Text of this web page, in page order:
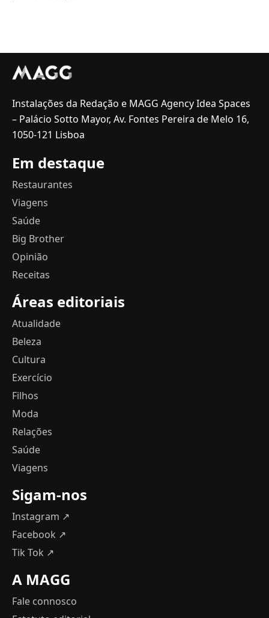
Instalações da Redação e MAGG Agency Idea Spaces
– Palácio Sotto Mayor, Av. Fontes Pereira de Melo 16,
1050-121 Lisboa
Em destaque
Restaurantes
Viagens
Saúde
Big Brother
Opinião
Receitas
Áreas editoriais
Atualidade
Beleza
Cultura
Exercício
Filhos
Moda
Relações
Saúde
Viagens
Sigam-nos
Instagram ↗
Facebook ↗
Tik Tok ↗
A MAGG
Fale connosco